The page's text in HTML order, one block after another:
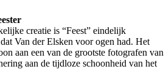
creatie is “Feest” eindelijk
Van der Elsken voor ogen had. Het
aan een van de grootste fotografen van
aan de tijdloze schoonheid van het